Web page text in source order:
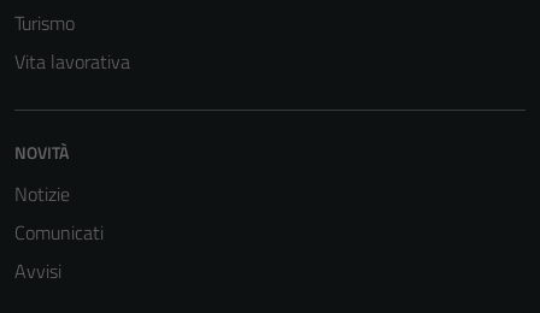
Turismo
Vita lavorativa
NOVITÀ
Notizie
Comunicati
Avvisi